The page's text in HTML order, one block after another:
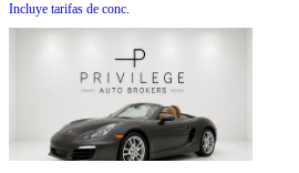
Incluye tarifas de conc.